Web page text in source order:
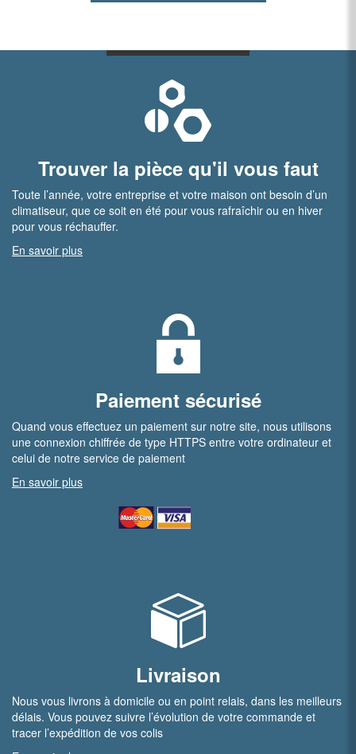
Trouver la pièce qu'il vous faut
Toute l’année, votre entreprise et votre maison ont besoin d’un
climatiseur, que ce soit en été pour vous rafraîchir ou en hiver
pour vous réchauffer.
En savoir plus
Paiement sécurisé
Quand vous effectuez un paiement sur notre site, nous utilisons
une connexion chiffrée de type HTTPS entre votre ordinateur et
celui de notre service de paiement
En savoir plus
Livraison
Nous vous livrons à domicile ou en point relais, dans les meilleurs
délais. Vous pouvez suivre l’évolution de votre commande et
tracer l’expédition de vos colis